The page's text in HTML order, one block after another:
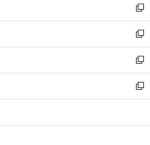
く
で
開
く
ド
ウ
で
開
く
ィ
ン
ド
ウ
で
開
く
い
ウ
ィ
ン
ド
ウ
で
開
新
し
い
ウ
ィ
ン
ド
ウ
開
新
し
い
ウ
ィ
ン
ウ
新
し
い
ウ
ン
新
し
ウ